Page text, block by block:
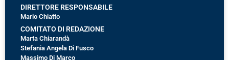
DIRETTORE RESPONSABILE
Mario Chiatto
COMITATO DI REDAZIONE
Marta Chiarandà
Stefania Angela Di Fusco
Massimo Di Marco